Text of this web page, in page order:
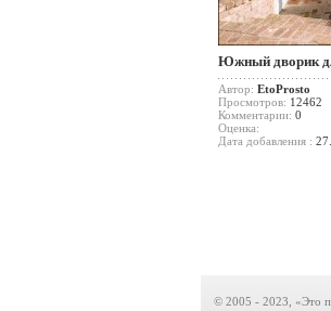
Южный дворик
Автор: EtoProsto
Просмотров: 12462
Комментарии: 0
Оценка:
Дата добавления :
© 2005 - 2023, «Это